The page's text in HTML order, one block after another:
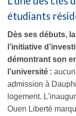
étudiants
Dès ses débuts, l
l’initiative
démontrant son
l’université : a
admission à
logement.
Ouen Liberté